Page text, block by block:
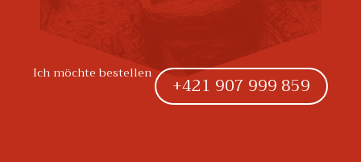
Ich möchte bestellen +421 907 999 859